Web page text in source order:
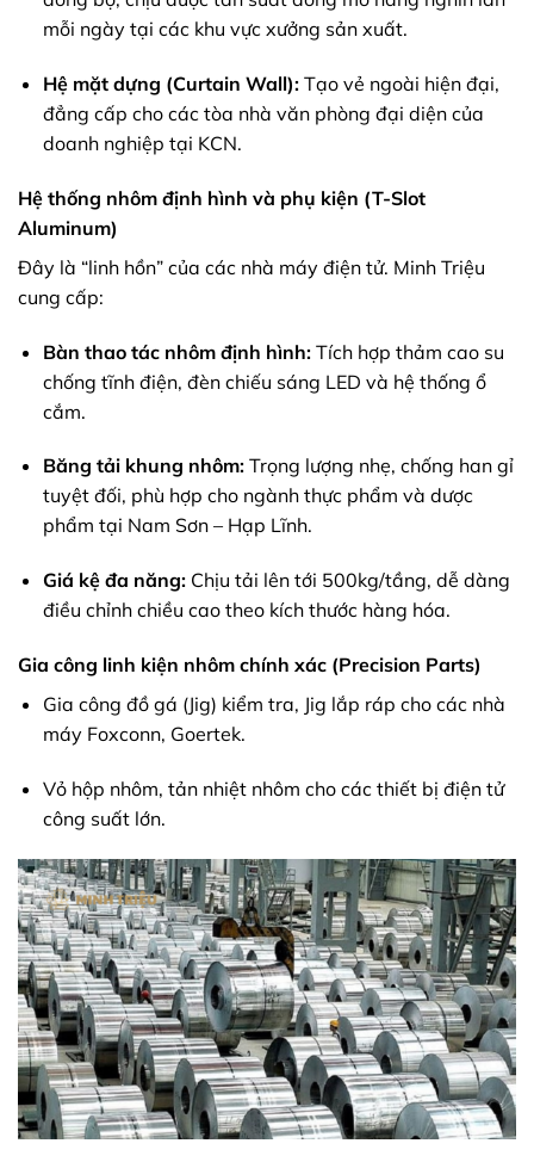
mỗi ngày tại các khu vực xưởng sản xuất.
Hệ mặt dựng (Curtain Wall):Tạo vẻ ngoài hiện đại,
đẳng cấp cho các tòa nhà văn phòng đại diện của
doanh nghiệp tại KCN.
Hệ thống nhôm định hình và phụ kiện (T-Slot
Aluminum)
Đây là “linh hồn” của các nhà máy điện tử. Minh Triệu
cung cấp:
Bàn thao tác nhôm định hình:Tích hợp thảm cao su
chống tĩnh điện, đèn chiếu sáng LED và hệ thống ổ
cắm.
Băng tải khung nhôm:Trọng lượng nhẹ, chống han gỉ
tuyệt đối, phù hợp cho ngành thực phẩm và dược
phẩm tại Nam Sơn – Hạp Lĩnh.
Giá kệ đa năng:Chịu tải lên tới 500kg/tầng, dễ dàng
điều chỉnh chiều cao theo kích thước hàng hóa.
Gia công linh kiện nhôm chính xác (Precision Parts)
Gia công đồ gá (Jig) kiểm tra, Jig lắp ráp cho các nhà
máy Foxconn, Goertek.
Vỏ hộp nhôm, tản nhiệt nhôm cho các thiết bị điện tử
công suất lớn.